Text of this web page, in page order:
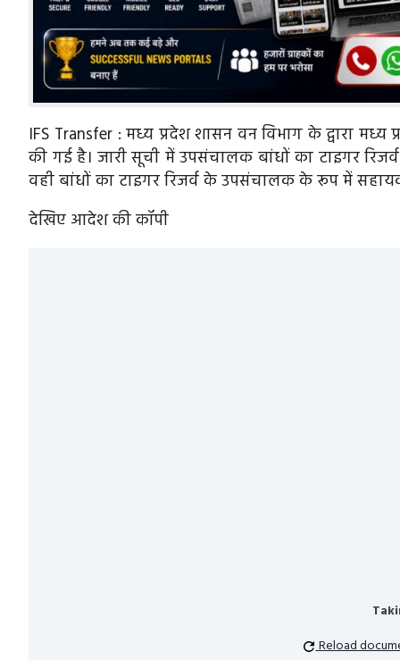
IFS Transfer : मध्य प्रदेश शासन वन विभाग के द्वारा
की गई है। जारी सूची में उपसंचालक बांधों का टाइगर रिजर्व
वही बांधों का टाइगर रिजर्व के उपसंचालक के रूप में
देखिए आदेश की कॉपी
Reload